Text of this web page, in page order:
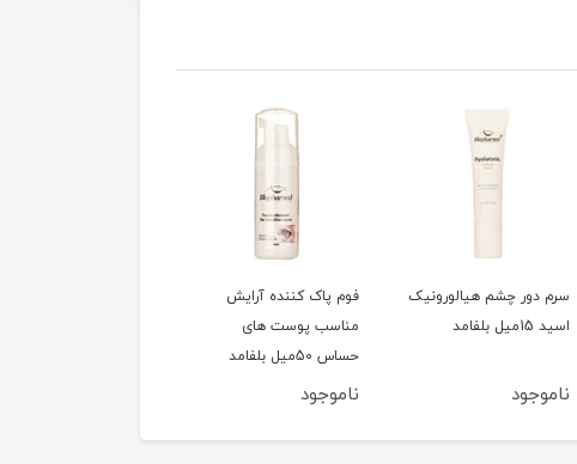
سرم دور چشم هیالورونیک
اسید 15میل بلفامد
ناموجود
فوم پاک کننده آرایش
مناسب پوست های
حساس 50میل بلفامد
ناموجود